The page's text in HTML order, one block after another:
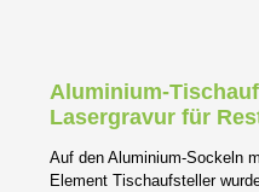
Aluminium-
Lasergravur für
Auf den Aluminium-Sockeln
Element Tischaufsteller